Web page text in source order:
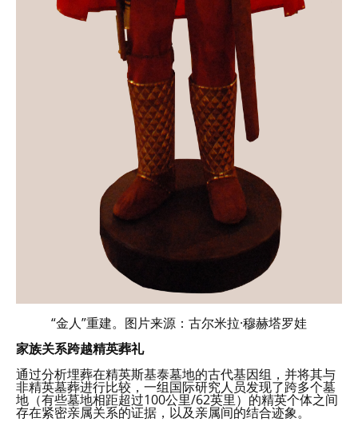
“金人”重建。图片来源：古尔米拉·穆赫塔罗娃
家族关系跨越精英葬礼
通过分析埋葬在精英斯基泰墓地的古代基因组，并将其与
非精英墓葬进行比较，一组国际研究人员发现了跨多个墓
地（有些墓地相距超过100公里/62英里）的精英个体之间
存在紧密亲属关系的证据，以及亲属间的结合迹象。